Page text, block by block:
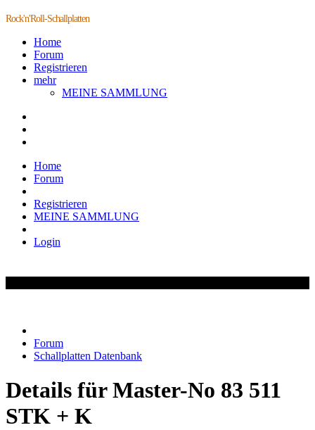
Rock'n'Roll-Schallplatten
Home
Forum
Registrieren
mehr
MEINE SAMMLUNG
Home
Forum
Registrieren
MEINE SAMMLUNG
Login
Forum
Schallplatten Datenbank
Details für Master-No 83 511
STK + K